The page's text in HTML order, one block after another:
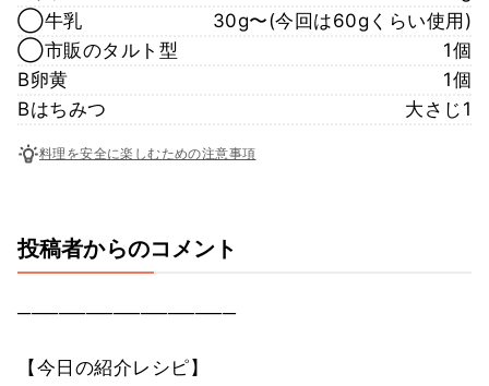
◯牛乳
30g〜(今回は60gくらい使用)
◯市販のタルト型
1個
B卵黄
1個
Bはちみつ
大さじ1
料理を安全に楽しむための注意事項
投稿者からのコメント
────────────────
【今日の紹介レシピ】